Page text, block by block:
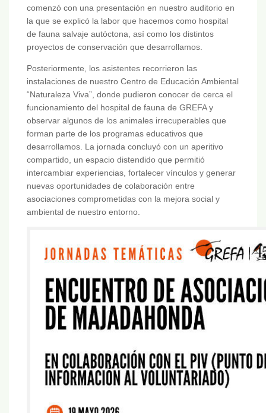
comenzó con una presentación en nuestro auditorio en
la que se explicó la labor que hacemos como hospital
de fauna salvaje autóctona, así como los distintos
proyectos de conservación que desarrollamos.
Posteriormente, los asistentes recorrieron las
instalaciones de nuestro Centro de Educación Ambiental
“Naturaleza Viva”, donde pudieron conocer de cerca el
funcionamiento del hospital de fauna de GREFA y
observar algunos de los animales irrecuperables que
forman parte de los programas educativos que
desarrollamos. La jornada concluyó con un aperitivo
compartido, un espacio distendido que permitió
intercambiar experiencias, fortalecer vínculos y generar
nuevas oportunidades de colaboración entre
asociaciones comprometidas con la mejora social y
ambiental de nuestro entorno.